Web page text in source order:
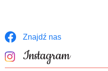
Znajdź nas
Instagram